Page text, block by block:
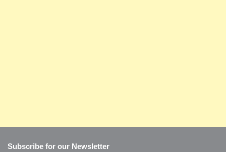
Subscribe for our Newsletter